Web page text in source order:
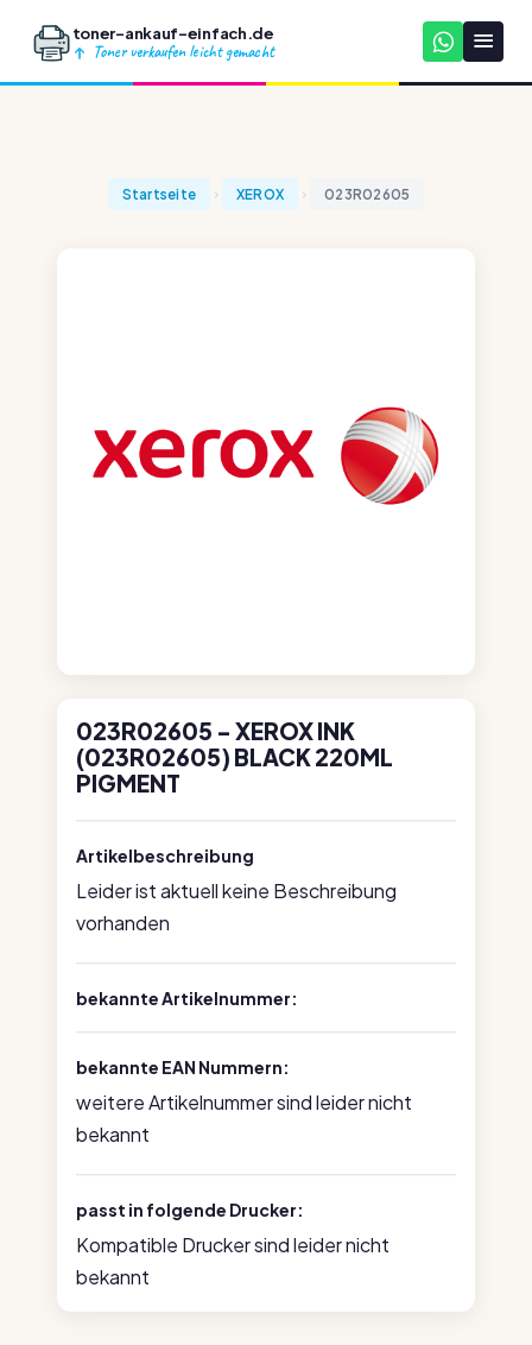
toner-ankauf-einfach.de
Toner verkaufen leicht gemacht
Startseite XEROX 023R02605
023R02605 - XEROX INK
(023R02605) BLACK 220ML
PIGMENT
Artikelbeschreibung
Leider ist aktuell keine Beschreibung
vorhanden
bekannte Artikelnummer:
bekannte EAN Nummern:
weitere Artikelnummer sind leider nicht
bekannt
passt in folgende Drucker:
Kompatible Drucker sind leider nicht
bekannt